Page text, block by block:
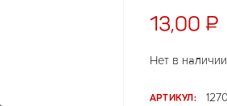
13,00 ₽
Нет в наличии
АРТИКУЛ: